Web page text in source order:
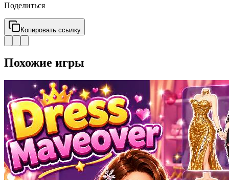
Поделиться
Копировать ссылку
Похожие игры